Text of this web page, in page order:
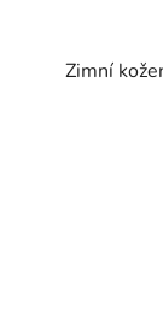
Zimní